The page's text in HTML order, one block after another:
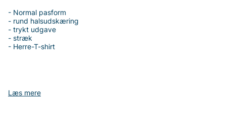
Læs mere
- Normal pasform
- rund halsudskæring
- trykt udgave
- stræk
- Herre-T-shirt
Tak fordi du handler i vores webshop. Besøg også vores butik i
Vingåker.